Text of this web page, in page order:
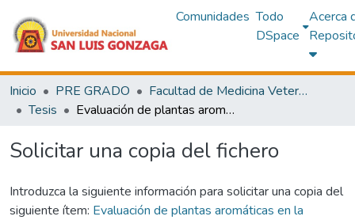
Comunidades Todo
DSpace
Acerca
Inicio PRE GRADO
Facultad de Medicina Veterinaria y Zootecnia
Tesis
Evaluación de plantas aromáticas en la conservación de carcasa del cuy (Cavia porcellus)
Solicitar una copia del fichero
Introduzca la siguiente información para solicitar una copia del
siguiente ítem: Evaluación de plantas aromáticas en la